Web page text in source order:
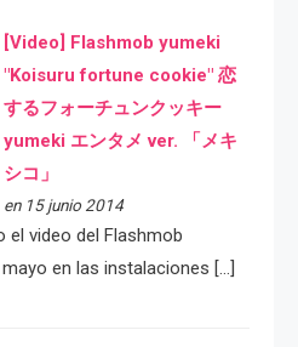
[Video] Flashmob yumeki
"Koisuru fortune cookie" 恋
するフォーチュンクッキー
yumeki エンタメ ver. 「メキ
シコ」
en 15 junio 2014
el video del Flashmob
en las instalaciones […]